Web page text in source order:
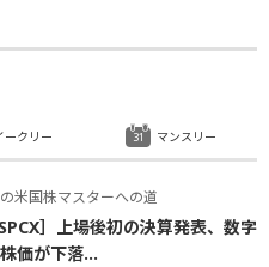
米国株マスターへの道
］上場後初の決算発表、数字
価が下落...
ークリー マンスリー